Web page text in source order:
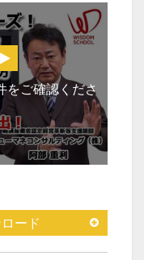
をご確認くださ
ード